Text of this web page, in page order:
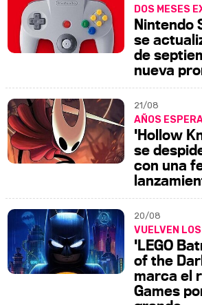
DOS MESES
Nintendo
se
de
nueva
21/08
AÑOS
'Hollow
se
con una
20/08
VUELVEN
'LEGO
of the
marca el
Games